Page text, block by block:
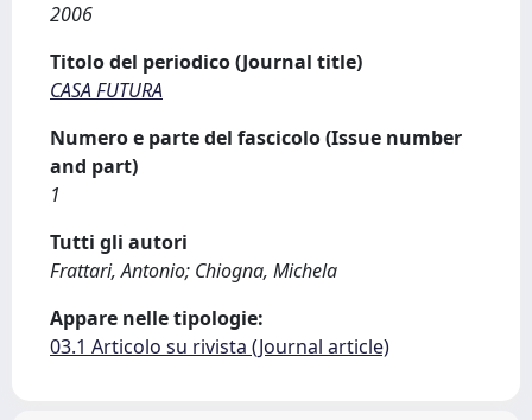
2006
Titolo del periodico (Journal title)
CASA FUTURA
Numero e parte del fascicolo (Issue number
and part)
1
Tutti gli autori
Frattari, Antonio; Chiogna, Michela
Appare nelle tipologie:
03.1 Articolo su rivista (Journal article)